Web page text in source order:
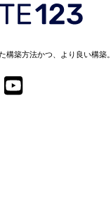
構築方法かつ、より良い構築。